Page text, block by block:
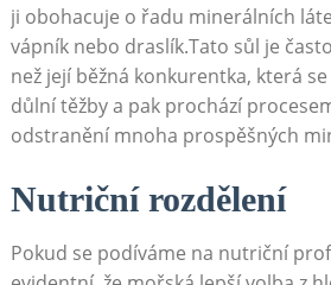
ji obohacuje o řadu minerálních
vápník nebo draslík.Tato sůl je
než její běžná konkurentka, která
důlní těžby a pak prochází
odstranění mnoha prospěšných
Nutriční rozdělení
Pokud se podíváme na nutriční